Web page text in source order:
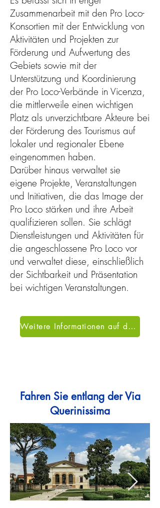
Zusammenarbeit mit den Pro Loco-
Konsortien mit der Entwicklung von
Aktivitäten und Projekten zur
Förderung und Aufwertung des
Gebiets sowie mit der
Unterstützung und Koordinierung
der Pro Loco-Verbände in Vicenza,
die mittlerweile einen wichtigen
Platz als unverzichtbare Akteure bei
der Förderung des Tourismus auf
lokaler und regionaler Ebene
eingenommen haben.
Darüber hinaus verwaltet sie
eigene Projekte, Veranstaltungen
und Initiativen, die das Image der
Pro Loco stärken und ihre Arbeit
qualifizieren sollen. Sie schlägt
Dienstleistungen und Aktivitäten für
die angeschlossene Pro Loco vor
und verwaltet diese, einschließlich
der Sichtbarkeit und Präsentation
bei wichtigen Veranstaltungen.
Weitere Informationen auf der offiziellen Website
Fahren Sie entlang der Via
Querinissima